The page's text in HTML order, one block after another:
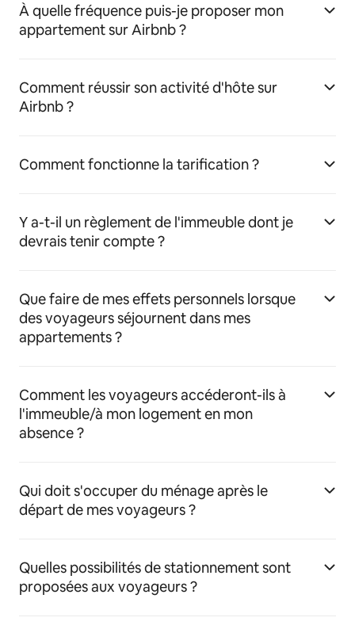
À quelle fréquence puis-je proposer mon
appartement sur Airbnb ?
Comment réussir son activité d'hôte sur
Airbnb ?
Comment fonctionne la tarification ?
Y a-t-il un règlement de l'immeuble dont je
devrais tenir compte ?
Que faire de mes effets personnels lorsque
des voyageurs séjournent dans mes
appartements ?
Comment les voyageurs accéderont-ils à
l'immeuble/à mon logement en mon
absence ?
Qui doit s'occuper du ménage après le
départ de mes voyageurs ?
Quelles possibilités de stationnement sont
proposées aux voyageurs ?